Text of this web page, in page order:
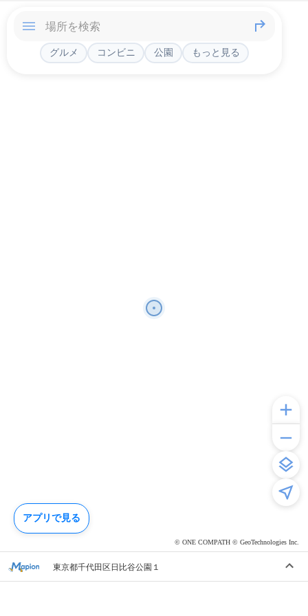
© ONE COMPATH © GeoTechnologies Inc.
グルメ コンビニ 公園 もっと見る
東京都千代田区日比谷公園１
アプリで見る